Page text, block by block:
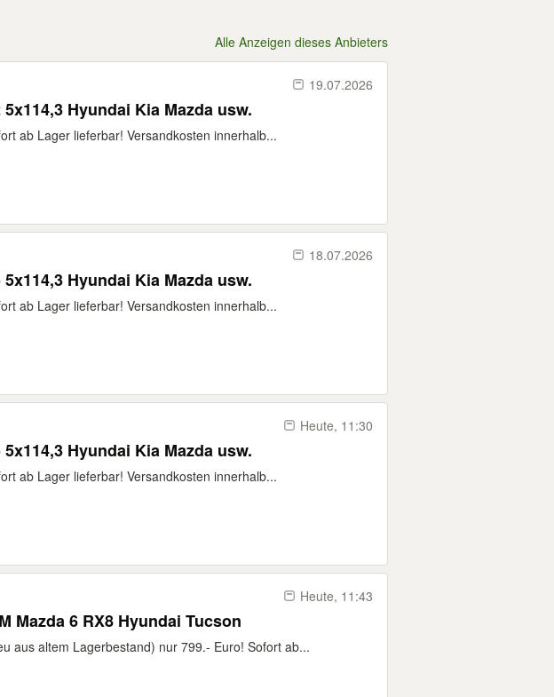
Alle Anzeigen dieses Anbieters
19.07.2026
Hyundai Kia Mazda usw.
ab Lager lieferbar! Versandkosten innerhalb...
18.07.2026
Hyundai Kia Mazda usw.
ab Lager lieferbar! Versandkosten innerhalb...
Heute, 11:30
Hyundai Kia Mazda usw.
ab Lager lieferbar! Versandkosten innerhalb...
Heute, 11:43
Mazda 6 RX8 Hyundai Tucson
aus altem Lagerbestand) nur 799.- Euro! Sofort ab...